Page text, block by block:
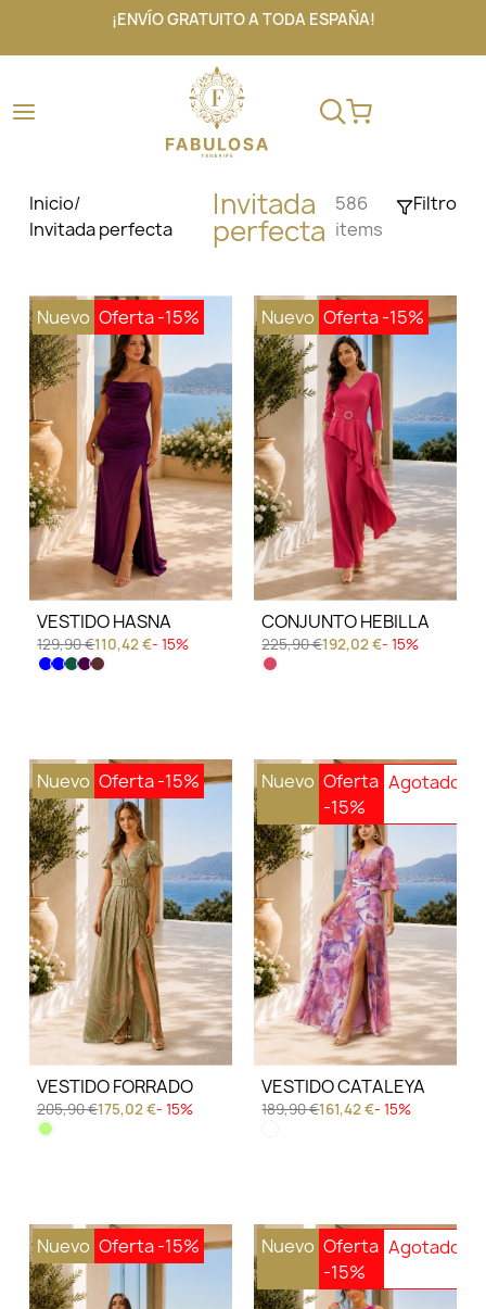
¡ENVÍO GRATUITO A TODA ESPAÑA!
Inicio/
Invitada perfecta
Invitada
perfecta
586
items
Filtro
Nuevo Oferta-15%
VESTIDO HASNA
129,90 €110,42 €- 15%
Nuevo Oferta-15%
CONJUNTO HEBILLA
225,90 €192,02 €- 15%
Nuevo Oferta-15%
VESTIDO FORRADO
205,90 €175,02 €- 15%
Nuevo Oferta
-15%
VESTIDO CATALEYA
189,90 €161,42 €- 15%
Nuevo Oferta-15% Nuevo Oferta
-15%